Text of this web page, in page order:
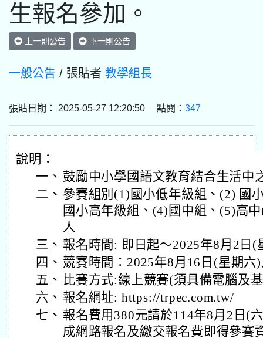
生報名參加。
上一則公告 下一則公告
一般公告 / 張貼者 教學組長
張貼日期： 2025-05-27 12:20:50 點閱： 347
說明：
一、 鼓勵中小學國語文教育結合生活中
二、 參賽組別(1)國小低年級組、(2) 國
國小高年級組、(4)國中組、(5)高
人
三、 報名時間: 即日起〜2025年8月2日(
四、 競賽時間：2025年8月16日(星期六
五、 比賽方式:線上競賽(須具備電腦及
六、 報名網址: https://trpec.com.tw/
七、 報名費用380元請於114年8月2日(
成網路報名及繳交報名費即得參賽